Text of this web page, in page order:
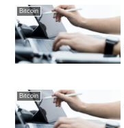
Bitcoin
Bitcoin